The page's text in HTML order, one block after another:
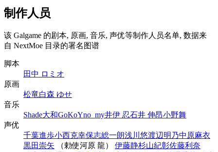
制作人员
该 Galgame 的剧本, 原画, 音乐, 声优等制作人员名单, 数据来
自 NextMoe 目录的署名图谱
脚本
田中 ロミオ
原画
松竜白森 ゆせ
音乐
Shade大和GoKoYno_my井伊 忍石井 伸昂小野舞
声优
千葉進歩小西克幸保志総一朗浅川悠渡辺明乃中原麻衣
黒田崇矢 （勅使河原 龍） 伊藤静杉山紀彰佐藤利奈